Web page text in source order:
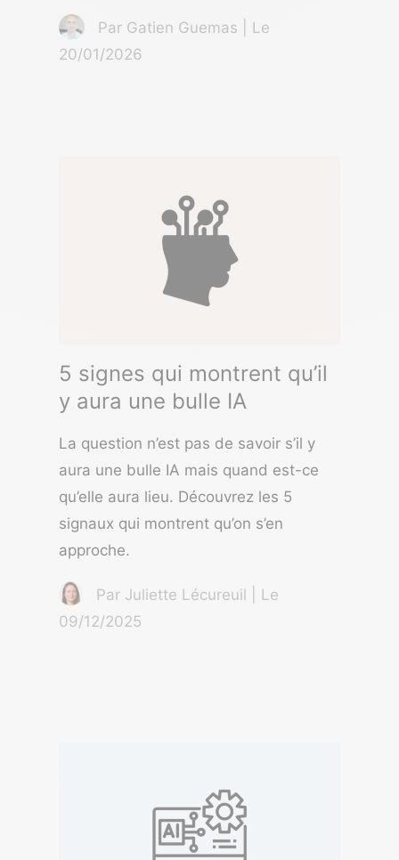
Par Gatien Guemas | Le
20/01/2026
5 signes qui montrent qu’il
y aura une bulle IA
La question n’est pas de savoir s’il y
aura une bulle IA mais quand est-ce
qu’elle aura lieu. Découvrez les 5
signaux qui montrent qu’on s’en
approche.
Par Juliette Lécureuil | Le
09/12/2025